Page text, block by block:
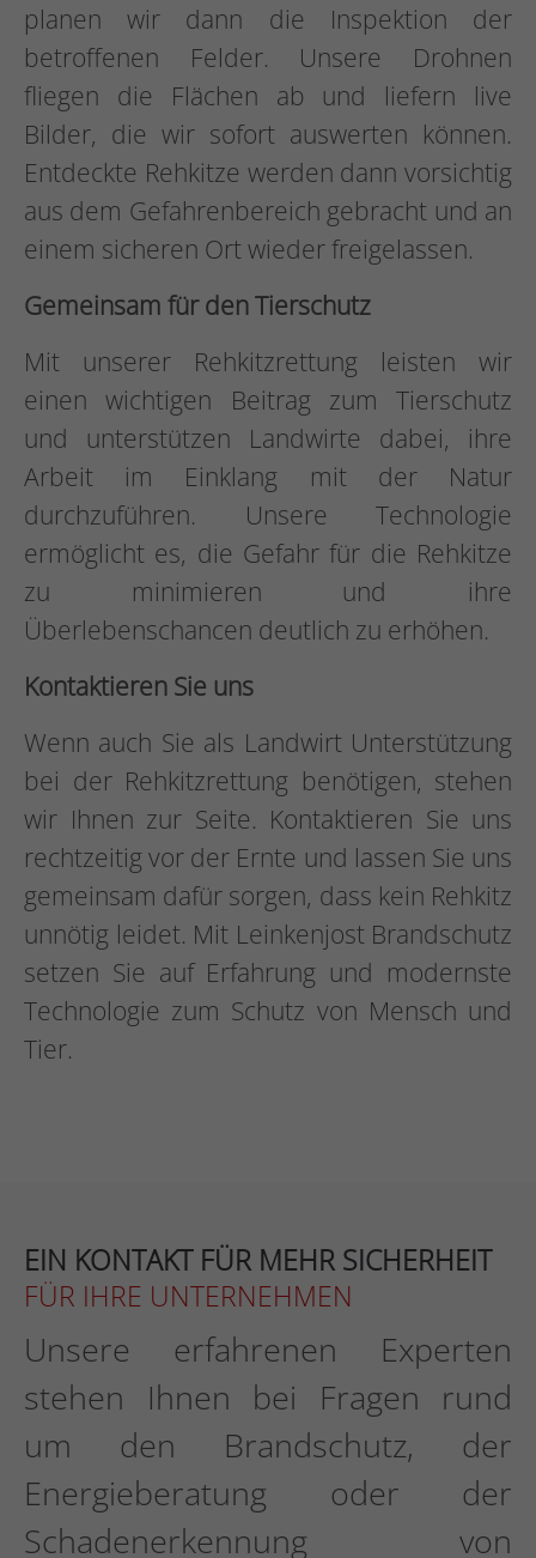
planen wir dann die Inspektion der
betroffenen Felder. Unsere Drohnen
fliegen die Flächen ab und liefern live
Bilder, die wir sofort auswerten können.
Entdeckte Rehkitze werden dann vorsichtig
aus dem Gefahrenbereich gebracht und an
einem sicheren Ort wieder freigelassen.
Gemeinsam für den Tierschutz
Mit unserer Rehkitzrettung leisten wir
einen wichtigen Beitrag zum Tierschutz
und unterstützen Landwirte dabei, ihre
Arbeit im Einklang mit der Natur
durchzuführen. Unsere Technologie
ermöglicht es, die Gefahr für die Rehkitze
zu minimieren und ihre
Überlebenschancen deutlich zu erhöhen.
Kontaktieren Sie uns
Wenn auch Sie als Landwirt Unterstützung
bei der Rehkitzrettung benötigen, stehen
wir Ihnen zur Seite. Kontaktieren Sie uns
rechtzeitig vor der Ernte und lassen Sie uns
gemeinsam dafür sorgen, dass kein Rehkitz
unnötig leidet. Mit Leinkenjost Brandschutz
setzen Sie auf Erfahrung und modernste
Technologie zum Schutz von Mensch und
Tier.
EIN KONTAKT FÜR MEHR SICHERHEIT
FÜR IHRE UNTERNEHMEN
Unsere erfahrenen Experten
stehen Ihnen bei Fragen rund
um den Brandschutz, der
Energieberatung oder der
Schadenerkennung von